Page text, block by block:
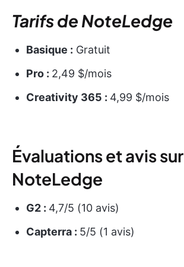
Tarifs de NoteLedge
Basique : Gratuit
Pro : 2,49 $/mois
Creativity 365 : 4,99 $/mois
Évaluations et avis sur
NoteLedge
G2 : 4,7/5 (10 avis)
Capterra : 5/5 (1 avis)